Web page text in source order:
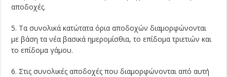
αποδοχές.
5. Τα συνολικά κατώτατα όρια αποδοχών διαμορφώνονται
με βάση τα νέα βασικά ημερομίσθια, το επίδομα τριετιών και
το επίδομα γάμου.
6. Στις συνολικές αποδοχές που διαμορφώνονται από αυτή